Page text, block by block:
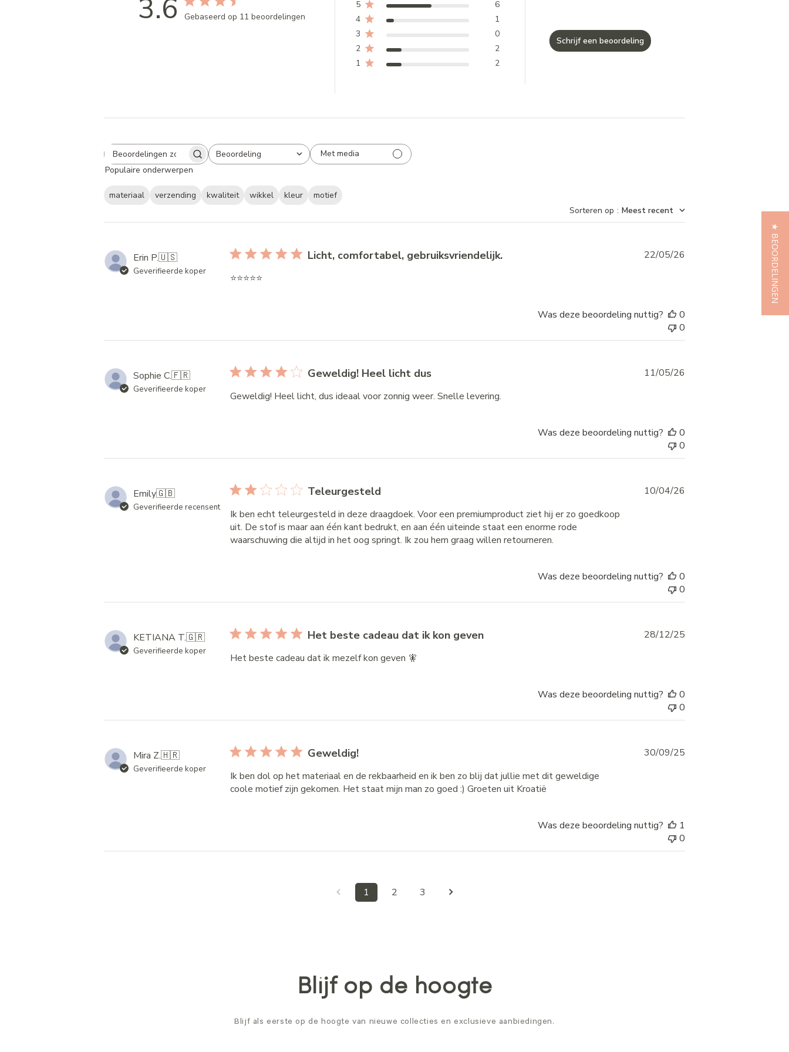
3.6 Gebaseerd op 11 beoordelingen
5
6
4
1
3
0
2
2
1
2
Schrijf een beoordeling
Search
reviews
Beoordeling
All ratings
Met media
Populaire onderwerpen
materiaal verzending kwaliteit wikkel kleur
motief
Sorteren op : Meest recent
Erin P.🇺🇸
Geverifieerde koper
Licht, comfortabel, gebruiksvriendelijk.
⭐️⭐️⭐️⭐️⭐️
22/05/26
Was deze beoordeling nuttig?
0
0
Sophie C.🇫🇷
Geverifieerde koper
Geweldig! Heel licht dus
Geweldig! Heel licht, dus ideaal voor zonnig weer. Snelle levering.
11/05/26
Was deze beoordeling nuttig?
0
0
Emily🇬🇧
Geverifieerde recensent
Teleurgesteld
Ik ben echt teleurgesteld in deze draagdoek. Voor een premiumproduct ziet hij er zo goedkoop
uit. De stof is maar aan één kant bedrukt, en aan één uiteinde staat een enorme rode
waarschuwing die altijd in het oog springt. Ik zou hem graag willen retourneren.
10/04/26
Was deze beoordeling nuttig?
0
0
KETIANA T.🇬🇷
Geverifieerde koper
Het beste cadeau dat ik kon geven
Het beste cadeau dat ik mezelf kon geven 🧚
28/12/25
Was deze beoordeling nuttig?
0
0
Mira Z.🇭🇷
Geverifieerde koper
Geweldig!
Ik ben dol op het materiaal en de rekbaarheid en ik ben zo blij dat jullie met dit geweldige
coole motief zijn gekomen. Het staat mijn man zo goed :) Groeten uit Kroatië
30/09/25
Was deze beoordeling nuttig?
1
0
1 2 3
Blijf op de hoogte
Blijf als eerste op de hoogte van nieuwe collecties en exclusieve aanbiedingen.
★ BEOORDELINGEN